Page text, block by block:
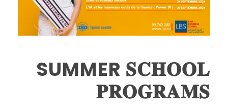
SUMMER 𝐒𝐂𝐇𝐎𝐎𝐋
𝐏𝐑𝐎𝐆𝐑𝐀𝐌𝐒